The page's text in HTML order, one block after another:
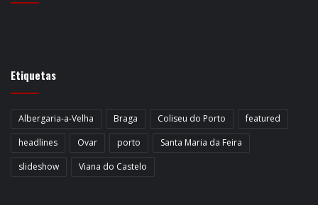
Etiquetas
Albergaria-a-Velha Braga Coliseu do Porto
featured
headlines
Ovar porto
Santa Maria da Feira
slideshow
Viana do Castelo